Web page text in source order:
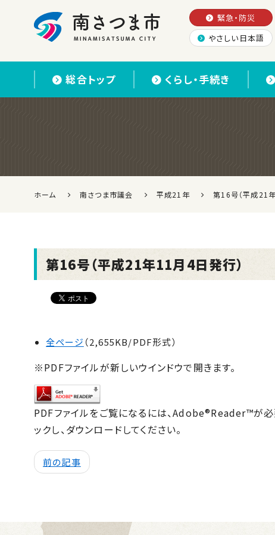
緊急・防災
やさしい日本語
総合トップ くらし・手続き
ホーム 南さつま市議会 平成21年 第16号（平成21
第16号（平成21年11月4日発行）
全ページ （2,655KB/PDF形式）
※PDFファイルが新しいウインドウで開きます。
PDFファイルをご覧になるには、Adobe®Reader™が必
ックし、ダウンロードしてください。
前の記事